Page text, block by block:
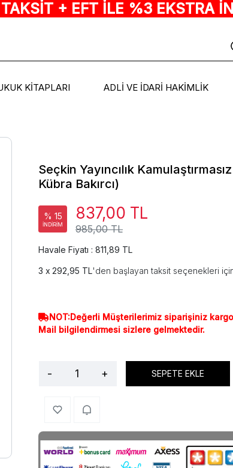
+ EFT İLE %3 EKSTRA
KİTAPLARI ADLİ VE İDARİ HAKİMLİK
Seçkin Yayıncılık
Kübra Bakırcı)
% 15
İNDİRİM 985,00 TL
837,00 TL
Havale Fiyatı : 811,89 TL
292,95 TL'den başlayan taksit seçenekleri
NOT:Değerli Müşterilerimiz siparişiniz
Mail bilgilendirmesi sizlere gelmektedir.
- + SEPETE EKLE